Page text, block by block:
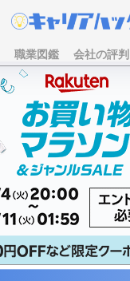
職業図鑑 会社の評判